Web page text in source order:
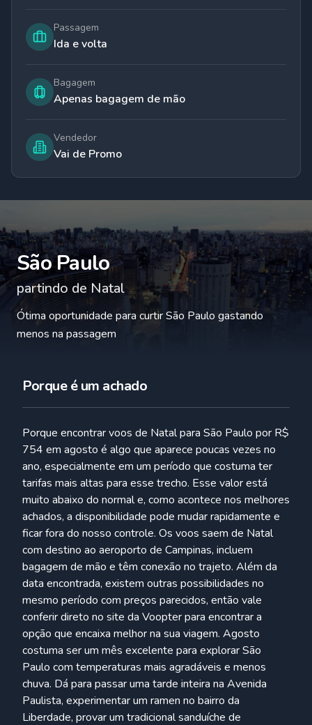
Passagem
Ida e volta
Bagagem
Apenas bagagem de mão
Vendedor
Vai de Promo
São Paulo
partindo de Natal
Ótima oportunidade para curtir São Paulo gastando
menos na passagem
Porque é um achado
Porque encontrar voos de Natal para São Paulo por R$
754 em agosto é algo que aparece poucas vezes no
ano, especialmente em um período que costuma ter
tarifas mais altas para esse trecho. Esse valor está
muito abaixo do normal e, como acontece nos melhores
achados, a disponibilidade pode mudar rapidamente e
ficar fora do nosso controle. Os voos saem de Natal
com destino ao aeroporto de Campinas, incluem
bagagem de mão e têm conexão no trajeto. Além da
data encontrada, existem outras possibilidades no
mesmo período com preços parecidos, então vale
conferir direto no site da Voopter para encontrar a
opção que encaixa melhor na sua viagem. Agosto
costuma ser um mês excelente para explorar São
Paulo com temperaturas mais agradáveis e menos
chuva. Dá para passar uma tarde inteira na Avenida
Paulista, experimentar um ramen no bairro da
Liberdade, provar um tradicional sanduíche de